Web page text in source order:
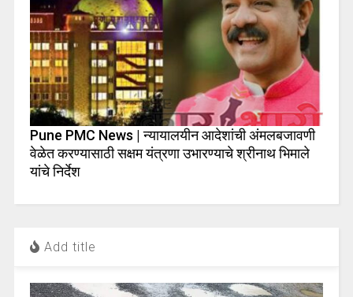
Pune PMC News | न्यायालयीन आदेशांची अंमलबजावणी
वेळेत करण्यासाठी सक्षम यंत्रणा उभारण्याचे श्रीनाथ भिमाले
यांचे निर्देश
Add title